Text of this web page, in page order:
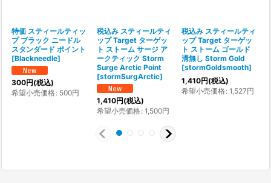
特価 スティールティッ
プ ブラック ニードル
スタンダード ポイント
[Blackneedle]
300円(税込)
希望小売価格: 500円
税込み スティールティ
ップ Target ターゲッ
ト ストーム サージ ア
ークティック Storm
Surge Arctic Point
[stormSurgArctic]
1,410円(税込)
希望小売価格: 1,500円
税込み スティールティ
ップ Target ターゲッ
ト ストーム ゴールド
溝無し Storm Gold
[stormGoldsmooth]
1,410円(税込)
希望小売価格: 1,527円